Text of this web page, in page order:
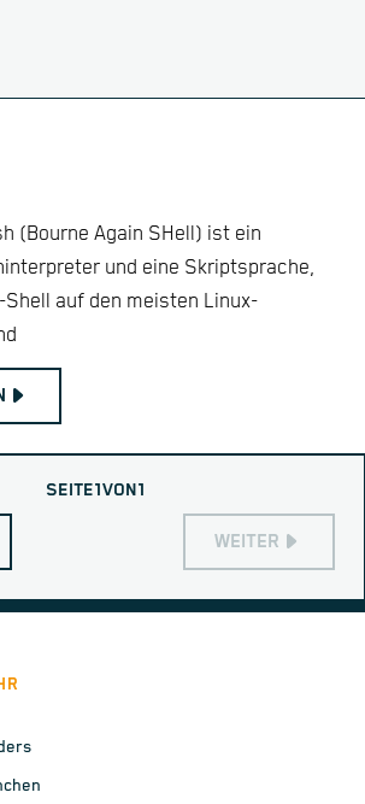
(Bourne Again SHell) ist ein
und eine Skriptsprache,
auf den meisten Linux-
SEITE1VON1
WEITER